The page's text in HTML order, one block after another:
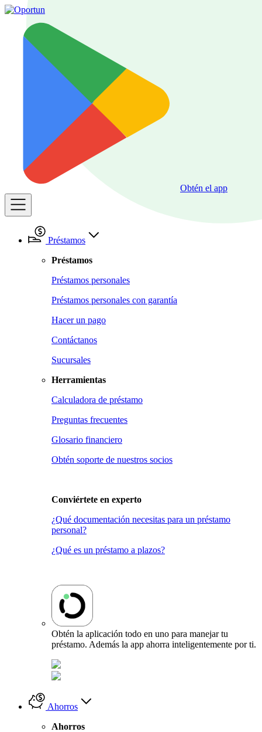
Obtén el app
Préstamos
Préstamos
Préstamos personales
Préstamos personales con garantía
Hacer un pago
Contáctanos
Sucursales
Herramientas
Calculadora de préstamo
Preguntas frecuentes
Glosario financiero
Obtén soporte de nuestros socios
Conviértete en experto
¿Qué documentación necesitas para un préstamo
personal?
¿Qué es un préstamo a plazos?
Obtén la aplicación todo en uno para manejar tu
préstamo. Además la app ahorra inteligentemente por ti.
Ahorros
Ahorros